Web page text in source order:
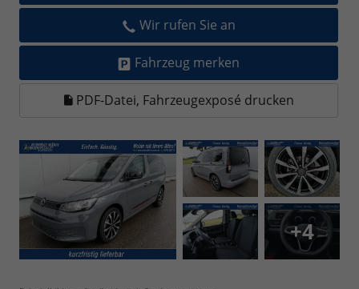
Wir rufen Sie an
Fahrzeug merken
PDF-Datei, Fahrzeugexposé drucken
+4